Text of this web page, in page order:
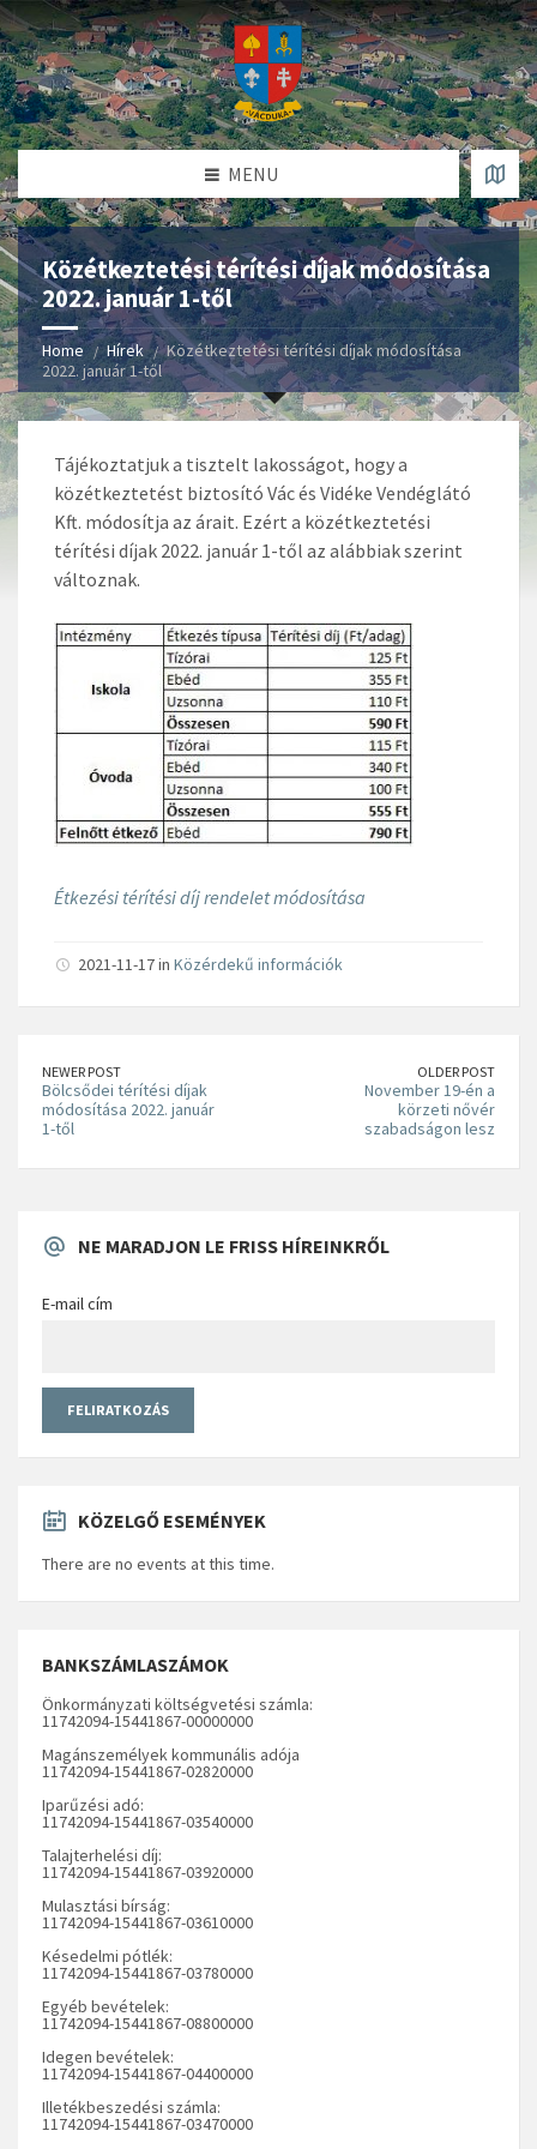
MENU
Közétkeztetési térítési díjak módosítása
2022. január 1-től
Home Hírek
Közétkeztetési térítési díjak módosítása
2022. január 1-től
Tájékoztatjuk a tisztelt lakosságot, hogy a
közétkeztetést biztosító Vác és Vidéke Vendéglátó
Kft. módosítja az árait. Ezért a közétkeztetési
térítési díjak 2022. január 1-től az alábbiak szerint
változnak.
Étkezési térítési díj rendelet módosítása
2021-11-17 in Közérdekű információk
NEWER POST
Bölcsődei térítési díjak
módosítása 2022. január
1-től
OLDER POST
November 19-én a
körzeti nővér
szabadságon lesz
NE MARADJON LE FRISS HÍREINKRŐL
E-mail cím
KÖZELGŐ ESEMÉNYEK
There are no events at this time.
BANKSZÁMLASZÁMOK
Önkormányzati költségvetési számla:
11742094-15441867-00000000
Magánszemélyek kommunális adója
11742094-15441867-02820000
Iparűzési adó:
11742094-15441867-03540000
Talajterhelési díj:
11742094-15441867-03920000
Mulasztási bírság:
11742094-15441867-03610000
Késedelmi pótlék:
11742094-15441867-03780000
Egyéb bevételek:
11742094-15441867-08800000
Idegen bevételek:
11742094-15441867-04400000
Illetékbeszedési számla:
11742094-15441867-03470000